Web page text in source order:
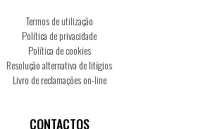
Termos de utilização
Política de privacidade
Política de cookies
Resolução alternativa de litígios
Livro de reclamações on-line
CONTACTOS